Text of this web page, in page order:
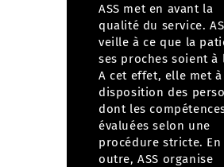
ASS met en avant la
qualité du service.
veille à ce que la
ses proches soient à
A cet effet, elle met
disposition des
dont les
évaluées selon une
procédure stricte. En
outre, ASS organise